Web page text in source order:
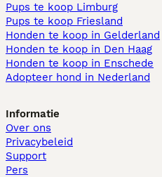
Pups te koop Limburg​
Pups te koop Friesland​
Honden te koop in Gelderland
Honden te koop in Den Haag
Honden te koop in Enschede
Adopteer hond in Nederland
Informatie
Over ons
Privacybeleid
Support
Pers